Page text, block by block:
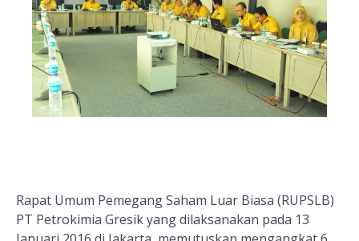
Rapat Umum Pemegang Saham Luar Biasa (RUPSLB)
PT Petrokimia Gresik yang dilaksanakan pada 13